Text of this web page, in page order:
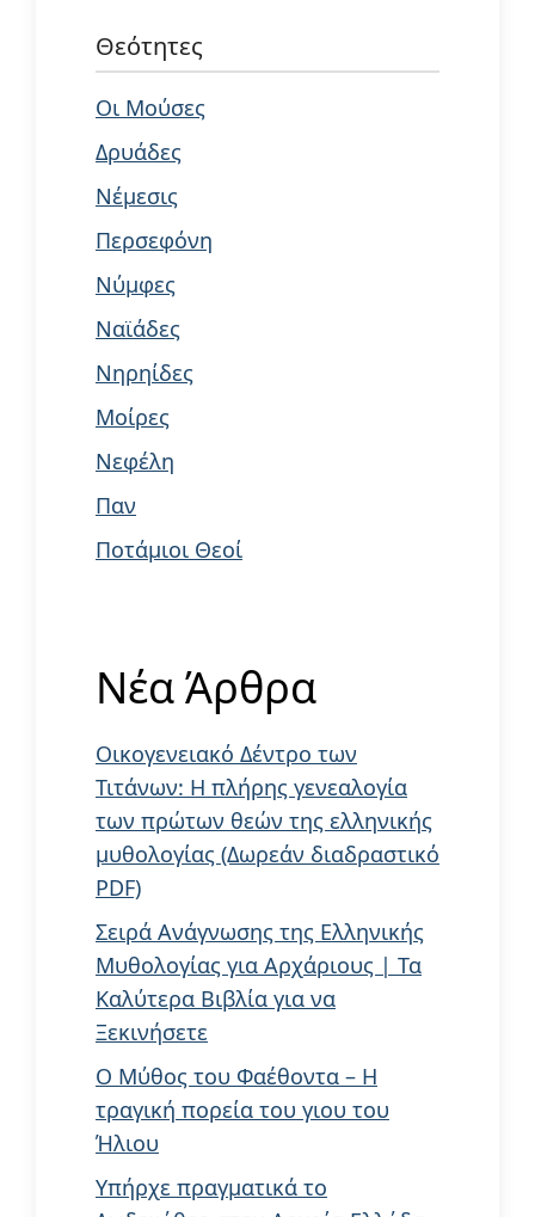
Θεότητες
Οι Μούσες
Δρυάδες
Νέμεσις
Περσεφόνη
Νύμφες
Ναϊάδες
Νηρηίδες
Μοίρες
Νεφέλη
Παν
Ποτάμιοι Θεοί
Νέα Άρθρα
Οικογενειακό Δέντρο των
Τιτάνων: Η πλήρης γενεαλογία
των πρώτων θεών της ελληνικής
μυθολογίας (Δωρεάν διαδραστικό
PDF)
Σειρά Ανάγνωσης της Ελληνικής
Μυθολογίας για Αρχάριους | Τα
Καλύτερα Βιβλία για να
Ξεκινήσετε
Ο Μύθος του Φαέθοντα – Η
τραγική πορεία του γιου του
Ήλιου
Υπήρχε πραγματικά το